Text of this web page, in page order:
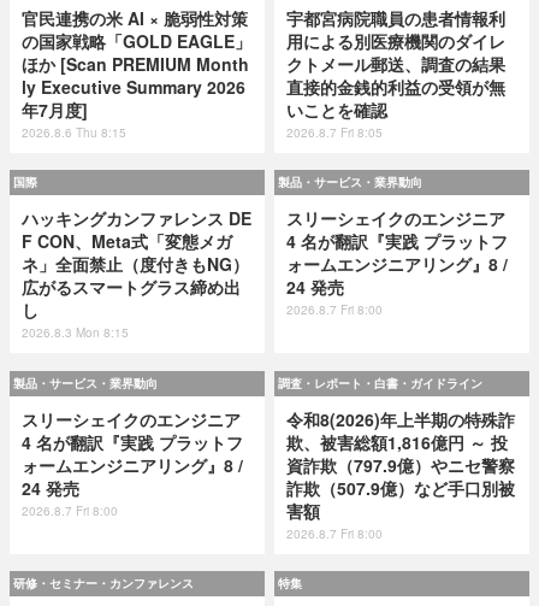
官民連携の米 AI × 脆弱性対策
の国家戦略「GOLD EAGLE」
ほか [Scan PREMIUM Month
ly Executive Summary 2026
年7月度]
2026.8.6 Thu 8:15
宇都宮病院職員の患者情報利
用による別医療機関のダイレ
クトメール郵送、調査の結果
直接的金銭的利益の受領が無
いことを確認
2026.8.7 Fri 8:05
国際
ハッキングカンファレンス DE
F CON、Meta式「変態メガ
ネ」全面禁止（度付きもNG）
広がるスマートグラス締め出
し
2026.8.3 Mon 8:15
製品・サービス・業界動向
スリーシェイクのエンジニア
4 名が翻訳『実践 プラットフ
ォームエンジニアリング』8 /
24 発売
2026.8.7 Fri 8:00
製品・サービス・業界動向
スリーシェイクのエンジニア
4 名が翻訳『実践 プラットフ
ォームエンジニアリング』8 /
24 発売
2026.8.7 Fri 8:00
調査・レポート・白書・ガイドライン
令和8(2026)年上半期の特殊詐
欺、被害総額1,816億円 ～ 投
資詐欺（797.9億）やニセ警察
詐欺（507.9億）など手口別被
害額
2026.8.7 Fri 8:00
研修・セミナー・カンファレンス 特集